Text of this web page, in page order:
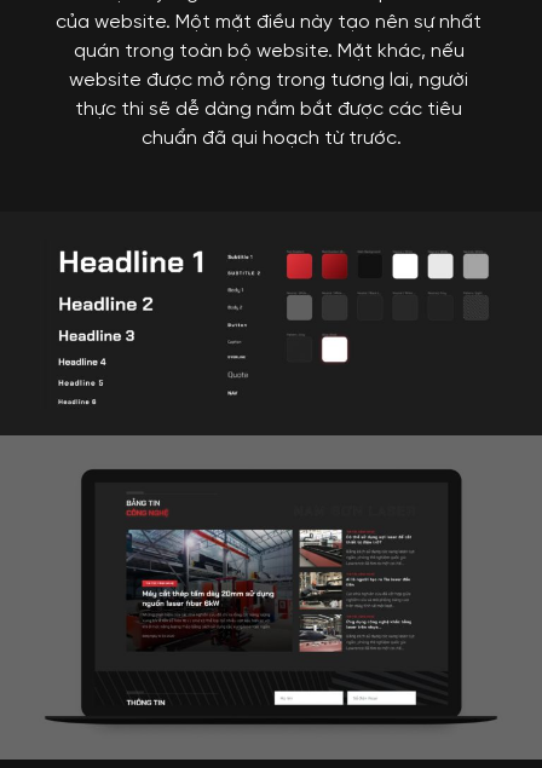
của website. Một mặt điều này tạo nên sự nhất
quán trong toàn bộ website. Mặt khác, nếu
website được mở rộng trong tương lai, người
thực thi sẽ dễ dàng nắm bắt được các tiêu
chuẩn đã qui hoạch từ trước.